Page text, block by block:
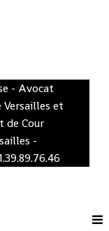
- Avocat
et
de Cour
-